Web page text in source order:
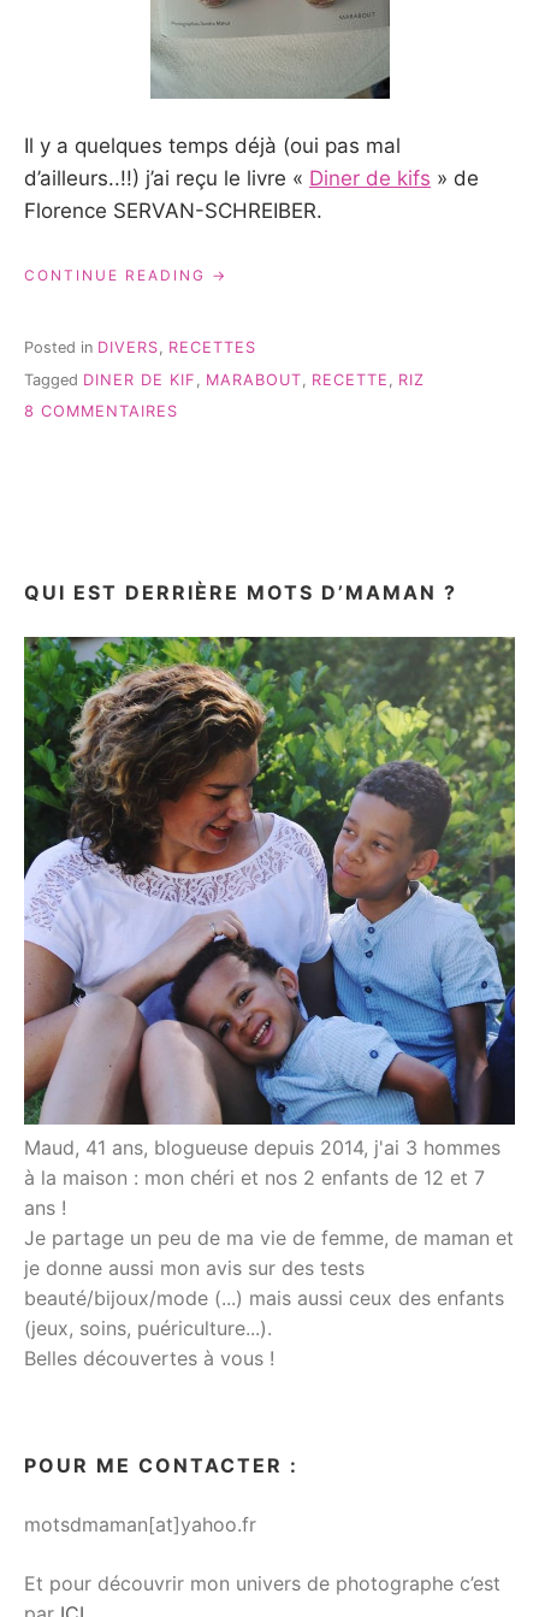
Il y a quelques temps déjà (oui pas mal
d’ailleurs..!!) j’ai reçu le livre « Diner de kifs » de
Florence SERVAN-SCHREIBER.
CONTINUE READING « DES
ÇA
DIT? »
Posted in DIVERS, RECETTES
Tagged DINER DE KIF MARABOUT RECETTE
RIZ
8 COMMENTAIRES
QUI EST DERRIÈRE MOTS D’MAMAN ?
Maud, 41 ans, blogueuse depuis 2014, j'ai 3 hommes
à la maison : mon chéri et nos 2 enfants de 12 et 7
ans !
Je partage un peu de ma vie de femme, de maman et
je donne aussi mon avis sur des tests
beauté/bijoux/mode (...) mais aussi ceux des enfants
(jeux, soins, puériculture...).
Belles découvertes à vous !
POUR ME CONTACTER :
motsdmaman[at]yahoo.fr
Et pour découvrir mon univers de photographe c’est